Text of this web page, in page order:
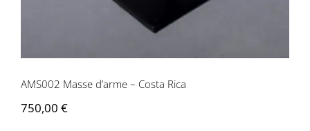
AMS002 Masse d’arme – Costa Rica
750,00 €